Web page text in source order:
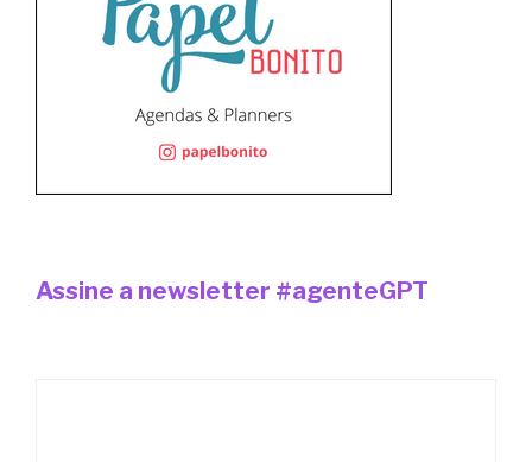
Assine a newsletter #agenteGPT